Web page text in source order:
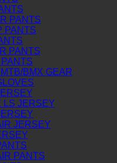
PANTS
PANTS
PANTS
BMX GEAR
LS JERSEY
JERSEY
PANTS